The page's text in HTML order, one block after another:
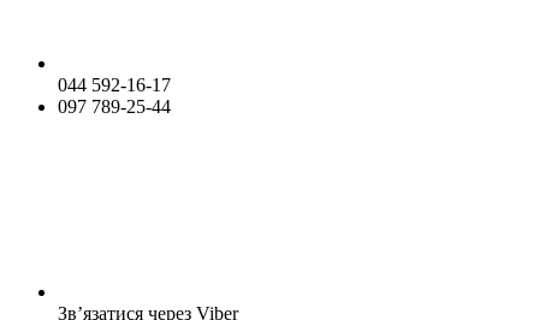
044 592-16-17
097 789-25-44
Зв’язатися через Viber